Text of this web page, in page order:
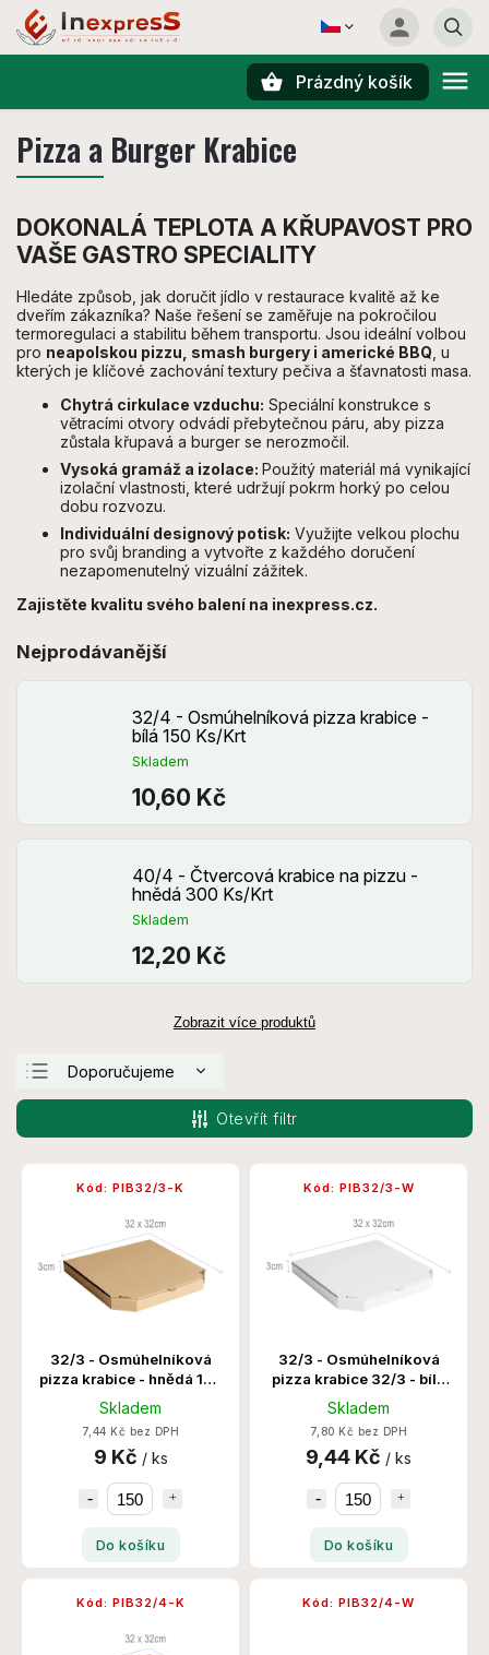
Prázdný košík
Pizza a Burger Krabice
DOKONALÁ TEPLOTA A KŘUPAVOST PRO
VAŠE GASTRO SPECIALITY
Hledáte způsob, jak doručit jídlo v restaurace kvalitě až ke
dveřím zákazníka? Naše řešení se zaměřuje na pokročilou
termoregulaci a stabilitu během transportu. Jsou ideální volbou
pro neapolskou pizzu, smash burgery i americké BBQ, u
kterých je klíčové zachování textury pečiva a šťavnatosti masa.
Chytrá cirkulace vzduchu: Speciální konstrukce s
větracími otvory odvádí přebytečnou páru, aby pizza
zůstala křupavá a burger se nerozmočil.
Vysoká gramáž a izolace: Použitý materiál má vynikající
izolační vlastnosti, které udržují pokrm horký po celou
dobu rozvozu.
Individuální designový potisk: Využijte velkou plochu
pro svůj branding a vytvořte z každého doručení
nezapomenutelný vizuální zážitek.
Zajistěte kvalitu svého balení na inexpress.cz.
Nejprodávanější
32/4 - Osmúhelníková pizza krabice -
bílá 150 Ks/Krt
Skladem
10,60 Kč
40/4 - Čtvercová krabice na pizzu -
hnědá 300 Ks/Krt
Skladem
12,20 Kč
Zobrazit více produktů
Doporučujeme
Nejdražší
Otevřít filtr
32/3 - Osmúhelníková
pizza krabice - hnědá 150
Ks/Krt
Skladem
7,44 Kč bez DPH
9 Kč / ks
Do košíku
Kód: PIB32/3-K
32/3 - Osmúhelníková
pizza krabice 32/3 - bílá
150 Ks/Krt
Skladem
7,80 Kč bez DPH
9,44 Kč / ks
Do košíku
Kód: PIB32/3-W
Kód: PIB32/4-K Kód: PIB32/4-W